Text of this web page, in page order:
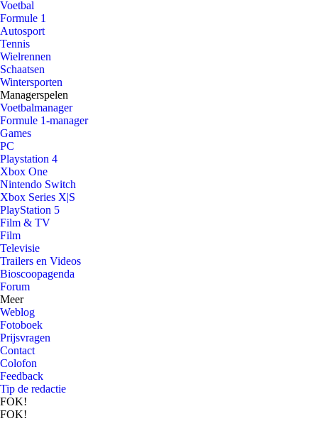
Voetbal
Formule 1
Autosport
Tennis
Wielrennen
Schaatsen
Wintersporten
Managerspelen
Voetbalmanager
Formule 1-manager
Games
PC
Playstation 4
Xbox One
Nintendo Switch
Xbox Series X|S
PlayStation 5
Film & TV
Film
Televisie
Trailers en Videos
Bioscoopagenda
Forum
Meer
Weblog
Fotoboek
Prijsvragen
Contact
Colofon
Feedback
Tip de redactie
FOK!
FOK!